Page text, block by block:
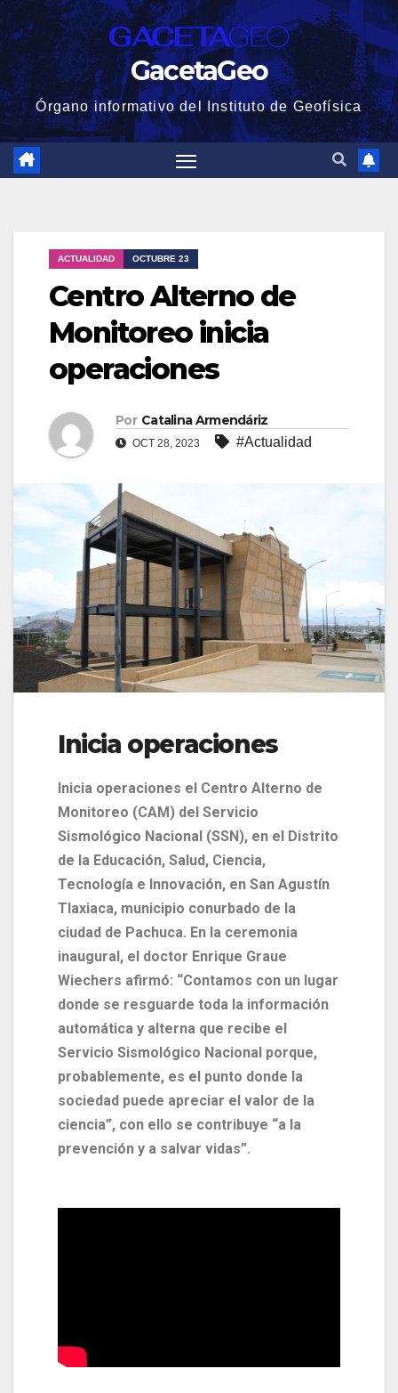
GacetaGeo
Órgano informativo del Instituto de Geofísica
ACTUALIDAD OCTUBRE 23
Centro Alterno de
Monitoreo inicia
operaciones
Por Catalina Armendáriz
OCT 28, 2023 #Actualidad
Inicia operaciones
Inicia operaciones el Centro Alterno de
Monitoreo (CAM) del Servicio
Sismológico Nacional (SSN), en el Distrito
de la Educación, Salud, Ciencia,
Tecnología e Innovación, en San Agustín
Tlaxiaca, municipio conurbado de la
ciudad de Pachuca. En la ceremonia
inaugural, el doctor Enrique Graue
Wiechers afirmó: “Contamos con un lugar
donde se resguarde toda la información
automática y alterna que recibe el
Servicio Sismológico Nacional porque,
probablemente, es el punto donde la
sociedad puede apreciar el valor de la
ciencia”, con ello se contribuye “a la
prevención y a salvar vidas”.